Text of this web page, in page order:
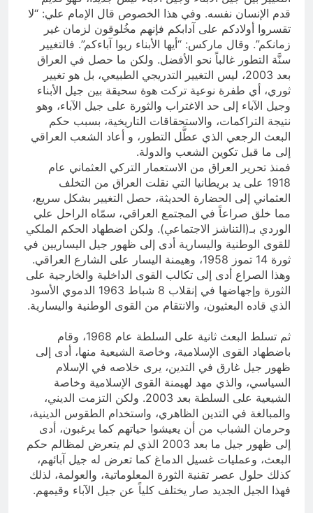
قدم الإنسان نفسه. وفي هذا الخصوص قال الإمام علي: “لا
تقسروا أولادكم على آدابكم فإنهم مخُلوقون لزمان غير
زمانكم”. وقال ماركس: “أيها الأبناء ربوا آباءكم”. فالتغيير
سنَّة التطور غالباً نحو الأفضل. ولكن ما حصل في العراق
بعد 2003، ليس التغيير التدريجي الطبيعي، بل هو تغيير
ثوري، أي طفرة نوعية تركت هوة سحيقة بين جيل الأبناء
وجيل الآباء إلى حد الاغتراب والثورة على جيل الآباء، وهو
نتيجة التراكمات، والاستحقاقات التاريخية، بسبب حكم
البعث الرجعي الذي عطَّل التطور، و أعاد الشعب العراقي
إلى ما قبل تكوين الشعب والدولة.
فمنذ تحرير العراق من الاستعمار التركي العثماني عام
1918 على يد بريطانيا التي نقلت العراق من التخلف
العثماني إلى الحضارة الحديثة، حصل التغيير بشكل سريع،
مما خلق صراعاً في المجتمع العراقي، سمّاه الراحل علي
الوردي بـ(التناشز الاجتماعي). ولكن اضطهاد الحكم الملكي
للقوى الوطنية واليسارية أدى إلى ظهور جيل اليساريين في
ثورة 14 تموز 1958، وهيمنة اليسار على الشارع العراقي.
وهذا الصراع أدى إلى تكالب القوى الداخلية والخارجية على
الثورة وإجهاضها في إنقلاب 8 شباط 1963 الدموي الأسود
الذي قاده البعثيون، والانتقام من القوى الوطنية واليسارية.
ثم تسلط البعث ثانية على السلطة عام 1968، وقام
باضطهاد القوى الإسلامية، وخاصة الشيعية منها، أدى إلى
ظهور جيل غارق في التدين، يرى خلاصه في الإسلام
السياسي، والذي مهد لهيمنة القوى الإسلامية وخاصة
الشيعية على السلطة بعد 2003. ولكن التزمت الديني،
والمبالغة في التدين الظاهري، واستخدام الطقوس الدينية،
وحرمان الشباب من أن يعيشوا حياتهم كما يرغبون، أدى
إلى ظهور جيل ما بعد 2003 الذي لم يتعرض لمظالم حكم
البعث، وعمليات غسيل الدماغ كما تعرض له جيل آبائهم،
كذلك حلول عصر تقنية الثورة المعلوماتية، والعولمة، لذلك
فهذا الجيل الجديد صار يختلف كلياً عن جيل الآباء وقيمهم.